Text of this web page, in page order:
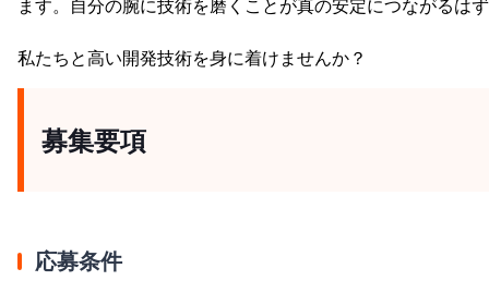
ます。自分の腕に技術を磨くことが真の安定につながるは
私たちと高い開発技術を身に着けませんか？
募集要項
応募条件